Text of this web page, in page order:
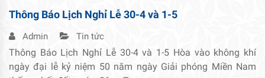
Thông Báo Lịch Nghỉ Lễ 30-4 và 1-5
Admin Tin tức
Thông Báo Lịch Nghỉ Lễ 30-4 và 1-5 Hòa vào không khí
ngày đại lễ kỷ niệm 50 năm ngày Giải phóng Miền Nam